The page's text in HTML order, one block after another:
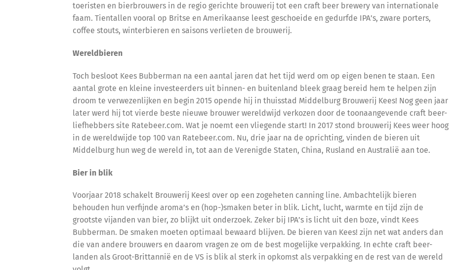
toeristen en bierbrouwers in de regio gerichte brouwerij tot een craft beer brewery van internationale
faam. Tientallen vooral op Britse en Amerikaanse leest geschoeide en gedurfde IPA’s, zware porters,
coffee stouts, winterbieren en saisons verlieten de brouwerij.
Wereldbieren
Toch besloot Kees Bubberman na een aantal jaren dat het tijd werd om op eigen benen te staan. Een
aantal grote en kleine investeerders uit binnen- en buitenland bleek graag bereid hem te helpen zijn
droom te verwezenlijken en begin 2015 opende hij in thuisstad Middelburg Brouwerij Kees! Nog geen jaar
later werd hij tot vierde beste nieuwe brouwer wereldwijd verkozen door de toonaangevende craft beer-
liefhebbers site Ratebeer.com. Wat je noemt een vliegende start! In 2017 stond brouwerij Kees weer hoog
in de wereldwijde top 100 van Ratebeer.com. Nu, drie jaar na de oprichting, vinden de bieren uit
Middelburg hun weg de wereld in, tot aan de Verenigde Staten, China, Rusland en Australië aan toe.
Bier in blik
Voorjaar 2018 schakelt Brouwerij Kees! over op een zogeheten canning line. Ambachtelijk bieren
behouden hun verfijnde aroma’s en (hop-)smaken beter in blik. Licht, lucht, warmte en tijd zijn de
grootste vijanden van bier, zo blijkt uit onderzoek. Zeker bij IPA’s is licht uit den boze, vindt Kees
Bubberman. De smaken moeten optimaal bewaard blijven. De bieren van Kees! zijn net wat anders dan
die van andere brouwers en daarom vragen ze om de best mogelijke verpakking. In echte craft beer-
landen als Groot-Brittannië en de VS is blik al sterk in opkomst als verpakking en de rest van de wereld